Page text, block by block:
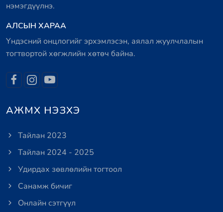
нэмэгдүүлнэ.
АЛСЫН ХАРАА
Үндэсний онцлогийг эрхэмлэсэн, аялал жуулчлалын
тогтвортой хөгжлийн хөтөч байна.
АЖМХ НЭЗХЭ
Тайлан 2023
Тайлан 2024 - 2025
Удирдах зөвлөлийн тогтоол
Санамж бичиг
Онлайн сэтгүүл